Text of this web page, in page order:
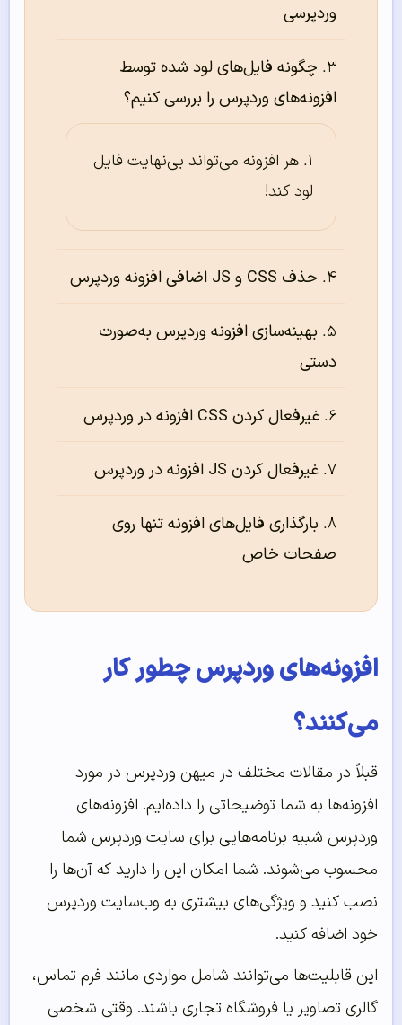
وردپرسی
چگونه فایل‌های لود شده توسط
افزونه‌های وردپرس را بررسی کنیم؟
هر افزونه می‌تواند بی‌نهایت فایل
لود کند!
حذف CSS و JS اضافی افزونه وردپرس
بهینه‌سازی افزونه وردپرس به‌صورت
دستی
غیرفعال کردن CSS افزونه در وردپرس
غیرفعال کردن JS افزونه در وردپرس
بارگذاری فایل‌های افزونه تنها روی
صفحات خاص
افزونه‌‌های وردپرس چطور کار
می‌‌کنند؟
قبلاً در مقالات مختلف در میهن وردپرس در مورد
افزونه‌ها به شما توضیحاتی را داده‌ایم. افزونه‌های
وردپرس شبیه برنامه‌هایی برای سایت وردپرس شما
محسوب می‌شوند. شما امکان این را دارید که آن‌ها را
نصب کنید و ویژگی‌های بیشتری به وب‌‌سایت وردپرس
خود اضافه کنید.
این قابلیت‌ها می‌توانند شامل مواردی مانند فرم تماس،
گالری تصاویر یا فروشگاه تجاری باشند. وقتی شخصی